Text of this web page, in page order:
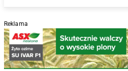
Reklama